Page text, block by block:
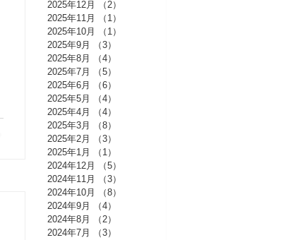
2025年12月
（2）
2025年11月
（1）
2025年10月
（1）
2025年9月
（3）
2025年8月
（4）
2025年7月
（5）
2025年6月
（6）
2025年5月
（4）
2025年4月
（4）
2025年3月
（8）
2025年2月
（3）
2025年1月
（1）
2024年12月
（5）
2024年11月
（3）
2024年10月
（8）
2024年9月
（4）
2024年8月
（2）
2024年7月
（3）